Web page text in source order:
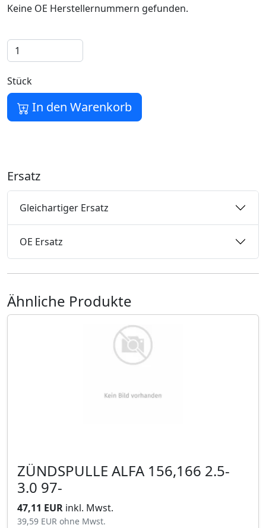
Keine OE Herstellernummern gefunden.
Stück
In den Warenkorb
Ersatz
Gleichartiger Ersatz
OE Ersatz
Ähnliche Produkte
ZÜNDSPULLE ALFA 156,166 2.5-
3.0 97-
47,11 EUR inkl. Mwst.
39,59 EUR ohne Mwst.